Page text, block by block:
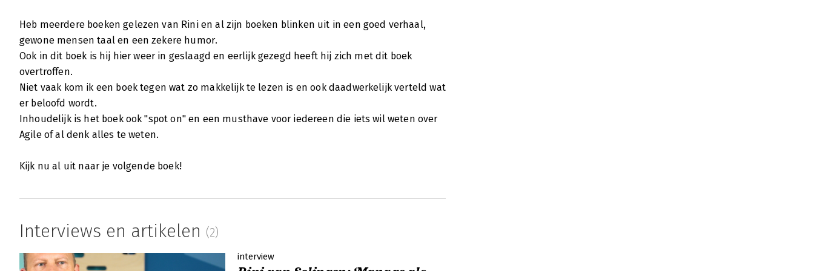
Heb meerdere boeken gelezen van Rini en al zijn boeken blinken uit in een goed verhaal,
gewone mensen taal en een zekere humor.
Ook in dit boek is hij hier weer in geslaagd en eerlijk gezegd heeft hij zich met dit boek
overtroffen.
Niet vaak kom ik een boek tegen wat zo makkelijk te lezen is en ook daadwerkelijk verteld wat
er beloofd wordt.
Inhoudelijk is het boek ook "spot on" en een musthave voor iedereen die iets wil weten over
Agile of al denk alles te weten.
Kijk nu al uit naar je volgende boek!
Interviews en artikelen (2)
interview